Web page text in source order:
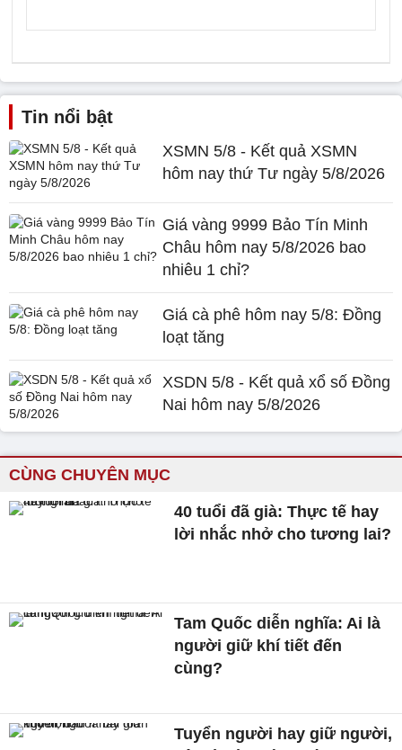
Tin nổi bật
XSMN 5/8 - Kết quả XSMN
hôm nay thứ Tư ngày 5/8/2026
Giá vàng 9999 Bảo Tín Minh
Châu hôm nay 5/8/2026 bao
nhiêu 1 chỉ?
Giá cà phê hôm nay 5/8: Đồng
loạt tăng
XSDN 5/8 - Kết quả xổ số Đồng
Nai hôm nay 5/8/2026
CÙNG CHUYÊN MỤC
40 tuổi đã già: Thực tế hay
lời nhắc nhở cho tương lai?
Tam Quốc diễn nghĩa: Ai là
người giữ khí tiết đến
cùng?
Tuyển người hay giữ người,